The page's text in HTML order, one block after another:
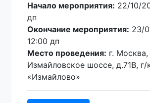
Начало мероприятия: 22/10/
дп
Окончание мероприятия: 23/
12:00 дп
Место проведения: г. Москва,
Измайловское шоссе, д.71В, г/
«Измайлово»